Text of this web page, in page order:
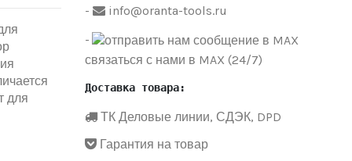
для
-
info@oranta-tools.ru
-
связаться с нами в MAX (24/7)
Доставка товара:
ТК Деловые линии, СДЭК, DPD
Гарантия на товар